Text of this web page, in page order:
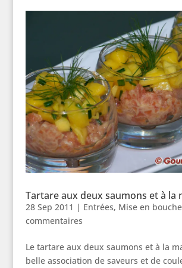
Tartare aux deux saumons et à la
28 Sep 2011 | Entrées, Mise en bouche
commentaires
Le tartare aux deux saumons et à la
belle association de saveurs et de